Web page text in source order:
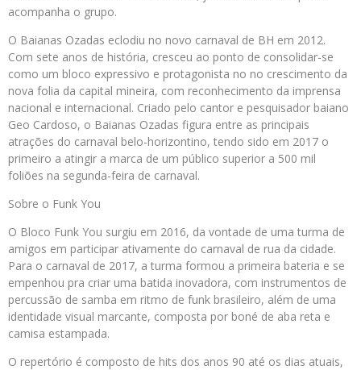
acompanha o grupo.
O Baianas Ozadas eclodiu no novo carnaval de BH em 2012.
Com sete anos de história, cresceu ao ponto de consolidar-se
como um bloco expressivo e protagonista no no crescimento da
nova folia da capital mineira, com reconhecimento da imprensa
nacional e internacional. Criado pelo cantor e pesquisador baiano
Geo Cardoso, o Baianas Ozadas figura entre as principais
atrações do carnaval belo-horizontino, tendo sido em 2017 o
primeiro a atingir a marca de um público superior a 500 mil
foliões na segunda-feira de carnaval.
Sobre o Funk You
O Bloco Funk You surgiu em 2016, da vontade de uma turma de
amigos em participar ativamente do carnaval de rua da cidade.
Para o carnaval de 2017, a turma formou a primeira bateria e se
empenhou pra criar uma batida inovadora, com instrumentos de
percussão de samba em ritmo de funk brasileiro, além de uma
identidade visual marcante, composta por boné de aba reta e
camisa estampada.
O repertório é composto de hits dos anos 90 até os dias atuais,